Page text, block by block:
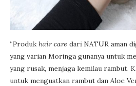
“Produk hair care dari NATUR aman
yang varian Moringa gunanya untuk
yang rusak, menjaga kemilau rambut.
untuk menguatkan rambut dan Aloe